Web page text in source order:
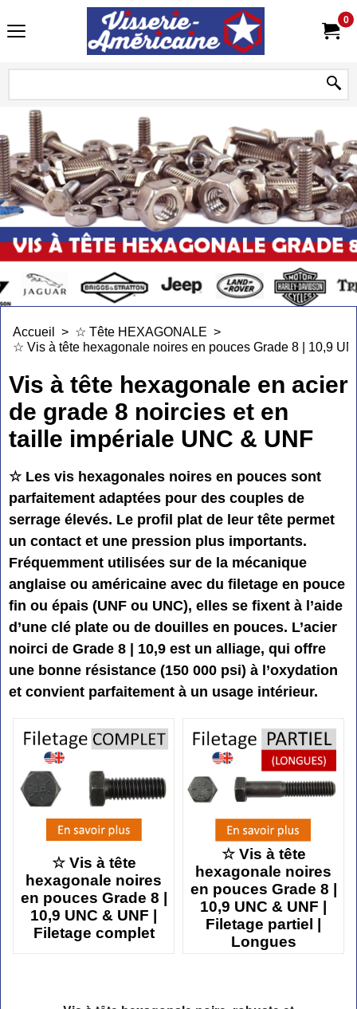
0
Accueil > ☆ Tête HEXAGONALE >
☆ Vis à tête hexagonale noires en pouces Grade 8 | 10,9
Vis à tête hexagonale en acier
de grade 8 noircies et en
taille impériale UNC & UNF
☆ Les vis hexagonales noires en pouces sont
parfaitement adaptées pour des couples de
serrage élevés. Le profil plat de leur tête permet
un contact et une pression plus importants.
Fréquemment utilisées sur de la mécanique
anglaise ou américaine avec du filetage en pouce
fin ou épais (UNF ou UNC), elles se fixent à l’aide
d’une clé plate ou de douilles en pouces. L’acier
noirci de Grade 8 | 10,9 est un alliage, qui offre
une bonne résistance (150 000 psi) à l’oxydation
et convient parfaitement à un usage intérieur.
☆ Vis à tête
hexagonale noires
en pouces Grade 8 |
10,9 UNC & UNF |
Filetage complet
☆ Vis à tête
hexagonale noires
en pouces Grade 8 |
10,9 UNC & UNF |
Filetage partiel |
Longues